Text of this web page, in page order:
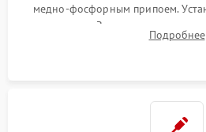
медно-фосфорным припоем.
осушителя. Замена изношенных
сломанных заслонок илиПодробнее